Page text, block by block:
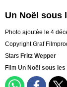
Un Noël sous
Photo ajoutée le 4
Copyright Graf
Stars Fritz Wepper
Film Un Noël sous les